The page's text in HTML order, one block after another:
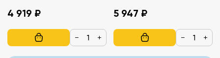
4 919 ₽
− +
5 947 ₽
− +